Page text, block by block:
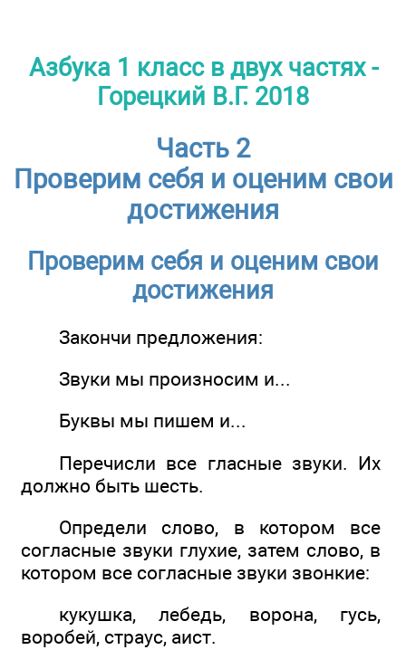
Азбука 1 класс в двух частях -
Горецкий В.Г. 2018
Часть 2
Проверим себя и оценим свои
достижения
Проверим себя и оценим свои
достижения
Закончи предложения:
Звуки мы произносим и...
Буквы мы пишем и...
Перечисли все гласные звуки. Их
должно быть шесть.
Определи слово, в котором все
согласные звуки глухие, затем слово, в
котором все согласные звуки звонкие:
кукушка, лебедь, ворона, гусь,
воробей, страус, аист.